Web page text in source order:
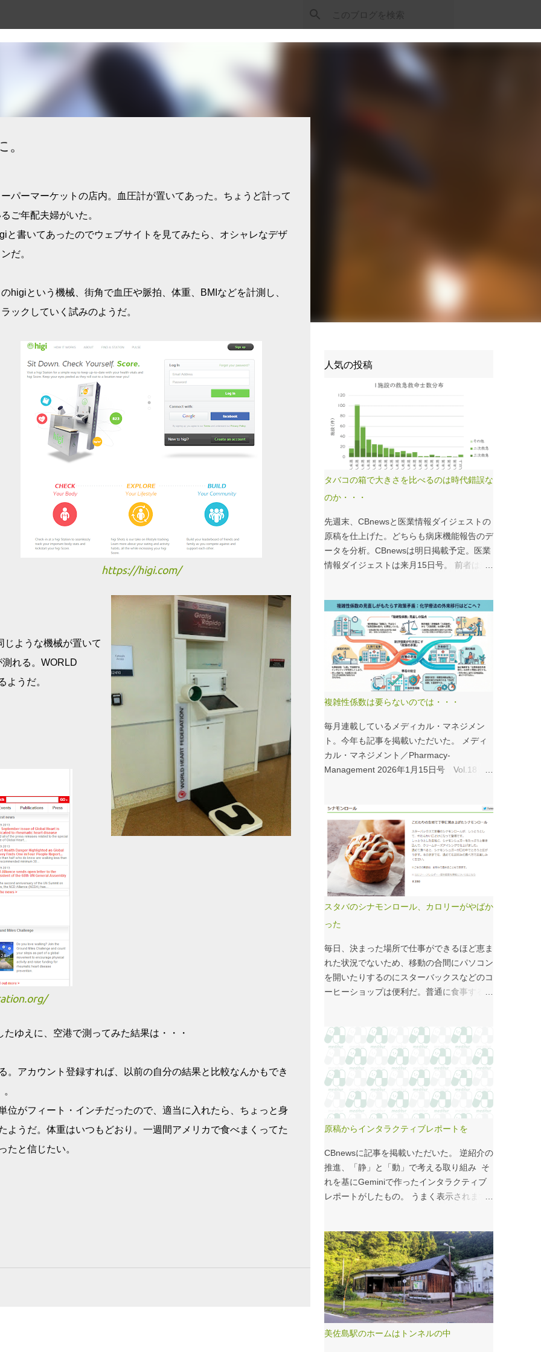
パーマーケットの店内。血圧計が置いてあった。ちょうど計って
ご年配夫婦がいた。
と書いてあったのでウェブサイトを見てみたら、オシャレなデザ
だ。
higiという機械、街角で血圧や脈拍、体重、BMIなどを計測し、
ックしていく試みのようだ。
https://higi.com/
じような機械が置いて
れる。WORLD
ようだ。
ゆえに、空港で測ってみた結果は・・・
。アカウント登録すれば、以前の自分の結果と比較なんかもでき
位がフィート・インチだったので、適当に入れたら、ちょっと身
ようだ。体重はいつもどおり。一週間アメリカで食べまくってた
たと信じたい。
人気の投稿
タバコの箱で大きさを比べるのは時代錯誤な
のか・・・
先週末、CBnewsと医業情報ダイジェストの
原稿を仕上げた。どちらも病床機能報告のデ
ータを分析。CBnewsは明日掲載予定。医業
情報ダイジェストは来月15日号。 前者は建
さんも病床機能報告をチェックすることをお
すすめしたい。 具体的にどうみたらいい
の？ なぜおすすめなの？という疑問には、
医業情報ダイジェストの記事をお読みくださ
い！なのだが、分析結果の一例は下のグラ
フ。 病床機能報告（2023年度報告）を基に
勤換算）の合計。人数が0人の施設は集計に
含まない この施設は何人いるんだろう？、
あの施設は何人だろう？と見てみるだけでも
十分興味深いが、上のグラフのような情報が
頭に入っていると、比較整理しやすいと思
国府の国司館（こくしのたち）を復元したも
のだ。写真だけでは、大きさが分かりづらい
はずだ。 今月訪れた武蔵国府跡 実際には10
分の1サイズの模型なので、それほど大きく
ない。人が一緒に写っている新聞記事（
（まちの記憶）武蔵国府跡 東京都府中市：
朝日新聞デジタル ）を見れば、大きさがわ
かりやすい。 救急救命士も同じで、うちは2
人いる、3人いるといったところで、それが
見ても情報は十分でないかもしれない。しか
し、ヒストグラムなどをあわせて見れば、相
対的なポジションが分かりやすい。朝日新聞
でタバコの箱を横に並べるのって、最近見か
けないなぁ・・・。このご時世、タバコは
NGなのか？？
複雑性係数は要らないのでは・・・
毎月連載しているメディカル・マネジメン
ト。今年も記事を掲載いただいた。 メディ
カル・マネジメント／Pharmacy-
Management 2026年1月15日号 Vol.18
価係数IIの現行の複雑性係数は「複雑さ」を
評価していない -「入院初期までの包括範囲
出来高点数」が高いのは化学療法 複雑性係
数は微妙だ・・・と言い続けて10数年、よ
うやく見直されるようだ。ただ、その見直し
内容も微妙では？？？というのが記事の主
頃、各方面から「話が長い」と言われている
ので、自分が話すよりAIが話した方がよいと
言われるのは時間の問題だろう。
スタバのシナモンロール、カロリーがやばか
った
毎日、決まった場所で仕事ができるほど恵ま
れた状況でないため、移動の合間にパソコン
を開いたりするのにスターバックスなどのコ
ーヒーショップは便利だ。普通に食事する時
ら、コーヒーを飲むこともある。 このシナ
モンロール。とても甘くてコーヒーにはぴっ
たりなのだが、いつもカロリーが気になって
いた。お腹の肉がだいぶたるんできたのは、
こいつのせいもあるのではないかと。 シナ
モンロール 556kcal 出所：
en-food.pdf 調べてビビった。これはまず
い。下手な食事以上のカロリーだ。 この
556kcalがどのくらいヤバイのか、スターバ
ックス以上に良く行くマクドナルドで考えて
みる。（ちなみにマクドナルドは食事目的で
じもの（530kcal～580kcal）を次のマクドナ
ルド商品から２つ選んでください ハンバー
ガー ビッグマック ダブルクォーターパウン
ダー・チーズ フィレオフィッシュ てりやき
マックバーガー マックフライポテト（S) マ
ックフライポテト（M) マックフライポテト
（L) 正解は続きで。
原稿からインタラクティブレポートを
CBnewsに記事を掲載いただいた。 逆紹介の
推進、「静」と「動」で考える取り組み そ
れを基にGeminiで作ったインタラクティブ
レポートがしたもの。 うまく表示されます
読みください！というどうしようもない結論
に。 逆紹介の推進：インタラクティブレポ
ート 逆紹介の推進レポート 課題 取り組みの
比較 患者の視点 解決策 なぜ「逆紹介」が重
要なのか？ 医師の働き方改革が進む中、大
病院の外来負担軽減は喫緊の課題です。その
美佐島駅のホームはトンネルの中